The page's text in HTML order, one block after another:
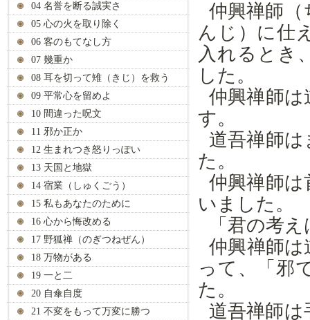
04 名誉を断る誠実さ
05 心の火を取り除く
06 客のもてなし方
07 幾重か
08 耳を切って雉（きじ）を救う
09 平常心を留めよ
10 間違った呪文
11 邪か正か
12 生まれつき怒りっぽい
13 天国と地獄
14 宿業（しゅくごう）
15 私もあなたのために
16 心から悔改める
17 野狐禅（のぎつねぜん）
18 万物がある
19 一と二
20 自傘自度
21 不変をもって万変に勝つ
仲興禅師
んじ）に仕
入れるとき
した。
仲興禅師
す。
道吾禅師
た。
仲興禅師
いました。
「君の考
仲興禅師
って、「邪
た。
道吾禅師